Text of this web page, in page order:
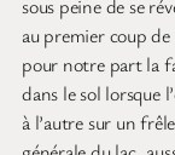
sous peine de se
au premier coup
pour notre part la
dans le sol lorsque
à l’autre sur un